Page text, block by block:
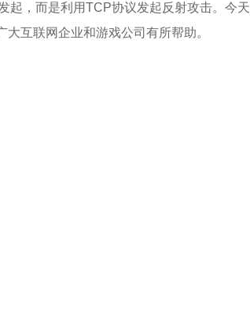
起，而是利用TCP协议发起反射攻击。今
互联网企业和游戏公司有所帮助。